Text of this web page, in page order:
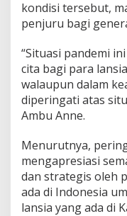
kondisi tersebut,
penjuru bagi
“Situasi pandemi
cita bagi para
walaupun dalam
diperingati atas
Ambu Anne.
Menurutnya,
mengapresiasi
dan strategis oleh
ada di Indonesia
lansia yang ada di